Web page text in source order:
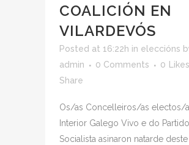
COALICIÓN EN
VILARDEVÓS
Posted at 16:22h in eleccións
admin
0 Comments 0
Likes
Share
Os/as Concelleiros/as electos/
Interior Galego Vivo e do Partido
Socialista asinaron natarde